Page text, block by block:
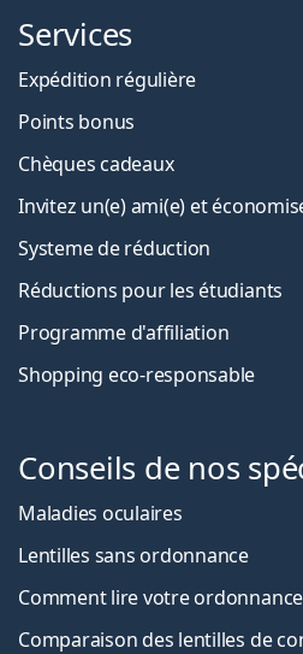
Services
Expédition régulière
Points bonus
Chèques cadeaux
Invitez un(e) ami(e) et
Systeme de réduction
Réductions pour les étudiants
Programme d'affiliation
Shopping eco-responsable
Conseils de nos
Maladies oculaires
Lentilles sans ordonnance
Comment lire votre
Comparaison des lentilles de